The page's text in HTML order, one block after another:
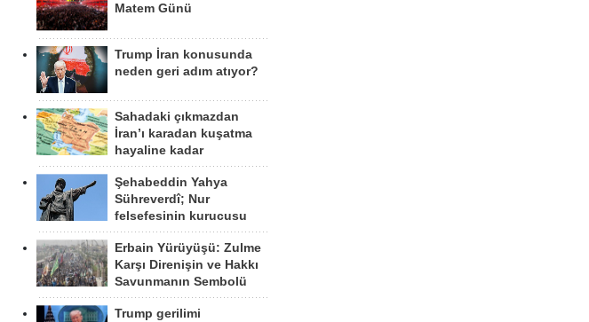
Matem Günü
Trump İran konusunda
neden geri adım atıyor?
Sahadaki çıkmazdan
İran’ı karadan kuşatma
hayaline kadar
Şehabeddin Yahya
Sühreverdî; Nur
felsefesinin kurucusu
Erbain Yürüyüşü: Zulme
Karşı Direnişin ve Hakkı
Savunmanın Sembolü
Trump gerilimi